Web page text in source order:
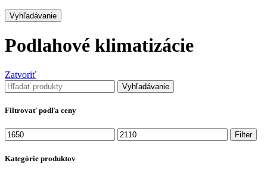
Vyhľadávanie
Podlahové klimatizácie
Zatvoriť
Vyhľadávanie
Filtrovať podľa ceny
Minimálna
cena
Maximálna
cena
Filter
Kategórie produktov